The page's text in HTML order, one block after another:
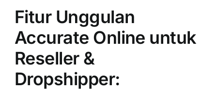
Fitur Unggulan
Accurate Online untuk
Reseller &
Dropshipper: